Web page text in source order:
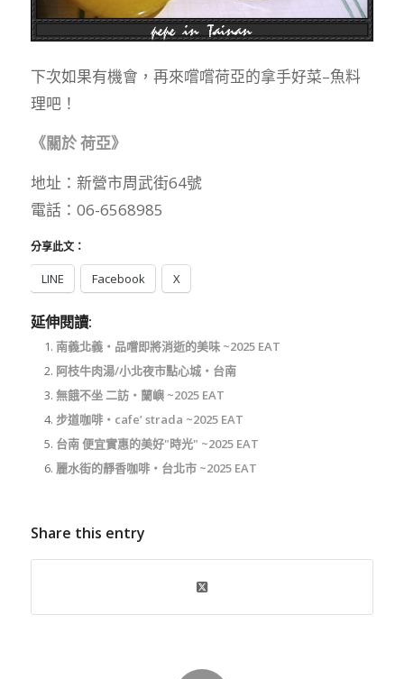
下次如果有機會，再來嚐嚐荷亞的拿手好菜–魚料
理吧！
《關於 荷亞》
地址：新營市周武街64號
電話：06-6568985
分享此文：
LINE Facebook X
延伸閱讀:
南義北義‧品嚐即將消逝的美味 ~2025 EAT
阿枝牛肉湯/小北夜市點心城‧台南
無餓不坐 二訪‧蘭嶼 ~2025 EAT
步道咖啡‧cafe’ strada ~2025 EAT
台南 便宜實惠的美好"時光" ~2025 EAT
麗水街的靜香咖啡‧台北市 ~2025 EAT
Share this entry